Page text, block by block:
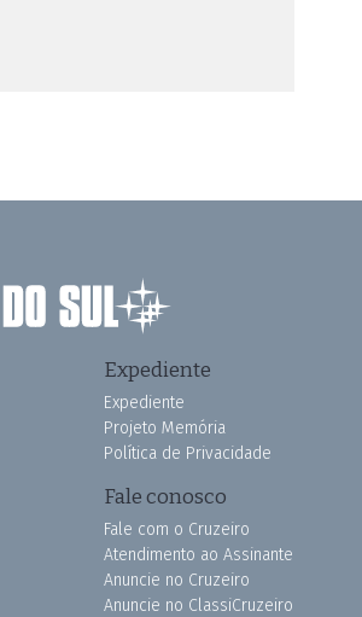
Expediente
Expediente
Projeto Memória
Política de Privacidade
Fale conosco
Fale com o Cruzeiro
Atendimento ao Assinante
Anuncie no Cruzeiro
Anuncie no ClassiCruzeiro